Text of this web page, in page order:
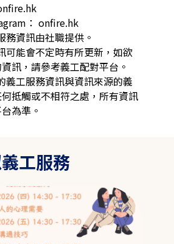
： onfire.hk
務資訊由社職提供。
可能會不定時有所更新，如欲
訊，請參考義工配對平台。
義工服務資訊與資訊來源的義
抵觸或不相符之處，所有資訊
為準。
工服務